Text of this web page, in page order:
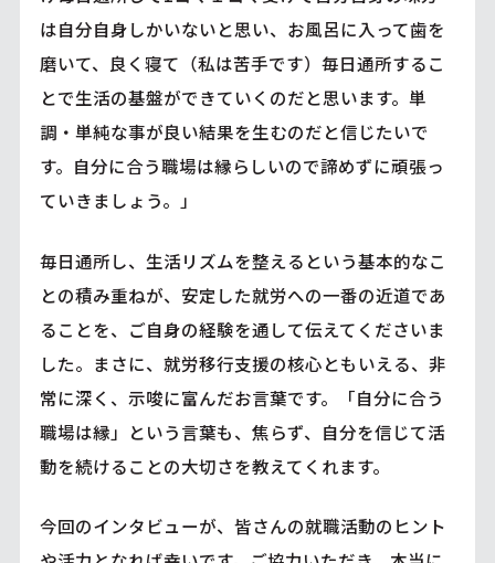
は自分自身しかいないと思い、お風呂に入って歯を
磨いて、良く寝て（私は苦手です）毎日通所するこ
とで生活の基盤ができていくのだと思います。単
調・単純な事が良い結果を生むのだと信じたいで
す。自分に合う職場は縁らしいので諦めずに頑張っ
ていきましょう。」
毎日通所し、生活リズムを整えるという基本的なこ
との積み重ねが、安定した就労への一番の近道であ
ることを、ご自身の経験を通して伝えてくださいま
した。まさに、就労移行支援の核心ともいえる、非
常に深く、示唆に富んだお言葉です。「自分に合う
職場は縁」という言葉も、焦らず、自分を信じて活
動を続けることの大切さを教えてくれます。
今回のインタビューが、皆さんの就職活動のヒント